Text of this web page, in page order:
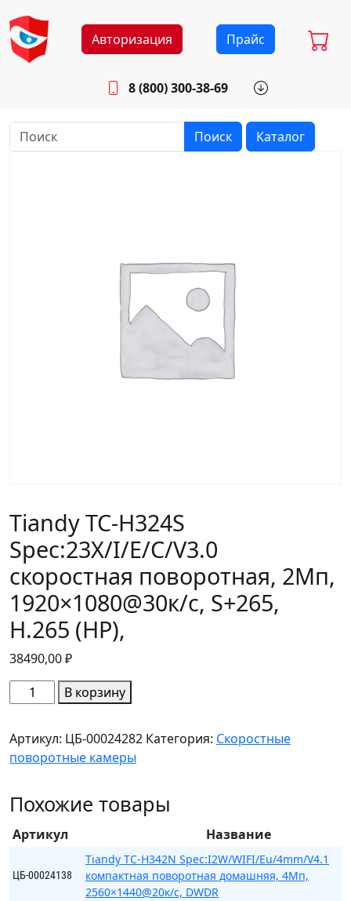
Авторизация Прайс
8 (800) 300-38-69
Будни: 8.30 - 17.00
Поиск Каталог
Tiandy TC-H324S
Spec:23X/I/E/C/V3.0
скоростная поворотная, 2Мп,
1920×1080@30к/c, S+265,
H.265 (HP),
38490,00₽
Количество
товара
TC-
H324S
скоростная
2Мп,
1920×1080@30к/c,
S+265,
В корзину
Артикул: ЦБ-00024282 Категория: Скоростные
поворотные камеры
Похожие товары
Артикул Название
ЦБ-00024138
Tiandy TC-H342N Spec:I2W/WIFI/Eu/4mm/V4.1
компактная поворотная домашняя, 4Мп,
2560×1440@20к/c, DWDR